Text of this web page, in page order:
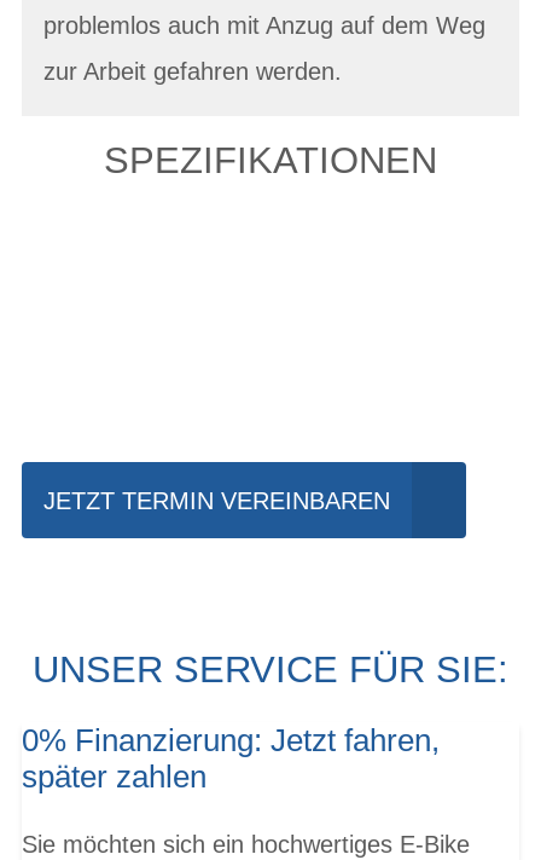
problemlos auch mit Anzug auf dem Weg
zur Arbeit gefahren werden.
SPEZIFIKATIONEN
JETZT TERMIN VEREINBAREN
UNSER SERVICE FÜR SIE:
0% Finanzierung: Jetzt fahren,
später zahlen
Sie möchten sich ein hochwertiges E-Bike